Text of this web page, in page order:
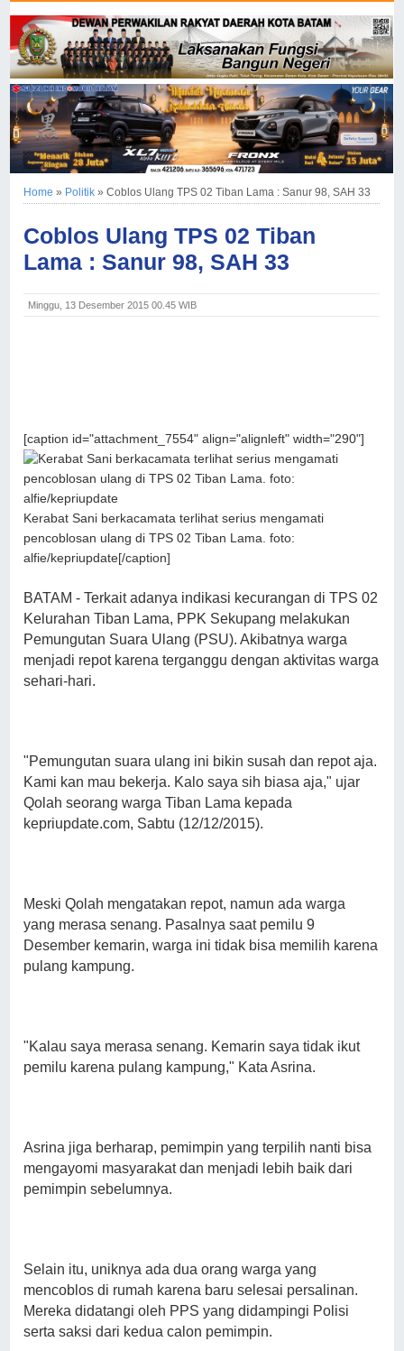
Home » Politik »Coblos Ulang TPS 02 Tiban Lama : Sanur 98, SAH 33
Coblos Ulang TPS 02 Tiban
Lama : Sanur 98, SAH 33
Minggu, 13 Desember 2015 00.45 WIB
[caption id="attachment_7554" align="alignleft" width="290"]
Kerabat Sani berkacamata terlihat serius mengamati
pencoblosan ulang di TPS 02 Tiban Lama. foto:
alfie/kepriupdate[/caption]
BATAM - Terkait adanya indikasi kecurangan di TPS 02
Kelurahan Tiban Lama, PPK Sekupang melakukan
Pemungutan Suara Ulang (PSU). Akibatnya warga
menjadi repot karena terganggu dengan aktivitas warga
sehari-hari.
"Pemungutan suara ulang ini bikin susah dan repot aja.
Kami kan mau bekerja. Kalo saya sih biasa aja," ujar
Qolah seorang warga Tiban Lama kepada
kepriupdate.com, Sabtu (12/12/2015).
Meski Qolah mengatakan repot, namun ada warga
yang merasa senang. Pasalnya saat pemilu 9
Desember kemarin, warga ini tidak bisa memilih karena
pulang kampung.
"Kalau saya merasa senang. Kemarin saya tidak ikut
pemilu karena pulang kampung," Kata Asrina.
Asrina jiga berharap, pemimpin yang terpilih nanti bisa
mengayomi masyarakat dan menjadi lebih baik dari
pemimpin sebelumnya.
Selain itu, uniknya ada dua orang warga yang
mencoblos di rumah karena baru selesai persalinan.
Mereka didatangi oleh PPS yang didampingi Polisi
serta saksi dari kedua calon pemimpin.